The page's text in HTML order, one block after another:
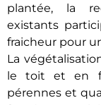
plantée, la
existants
fraicheur pour
La
le toit et en
pérennes et